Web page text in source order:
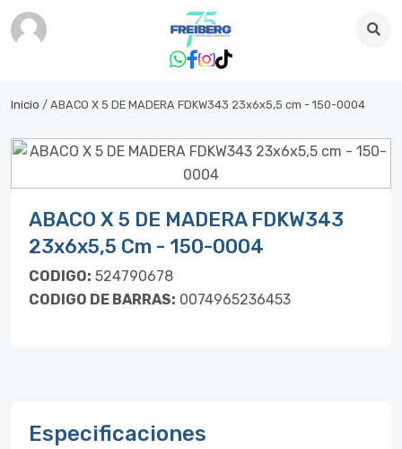
Inicio / ABACO X 5 DE MADERA FDKW343 23x6x5,5 cm - 150-0004
ABACO X 5 DE MADERA FDKW343
23x6x5,5 Cm - 150-0004
CODIGO: 524790678
CODIGO DE BARRAS: 0074965236453
Especificaciones